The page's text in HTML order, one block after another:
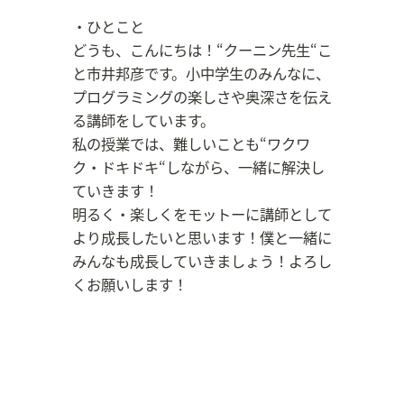
・ひとこと
どうも、こんにちは！“クーニン先生“こ
と市井邦彦です。小中学生のみんなに、
プログラミングの楽しさや奥深さを伝え
る講師をしています。
私の授業では、難しいことも“ワクワ
ク・ドキドキ“しながら、一緒に解決し
ていきます！
明るく・楽しくをモットーに講師として
より成長したいと思います！僕と一緒に
みんなも成長していきましょう！よろし
くお願いします！